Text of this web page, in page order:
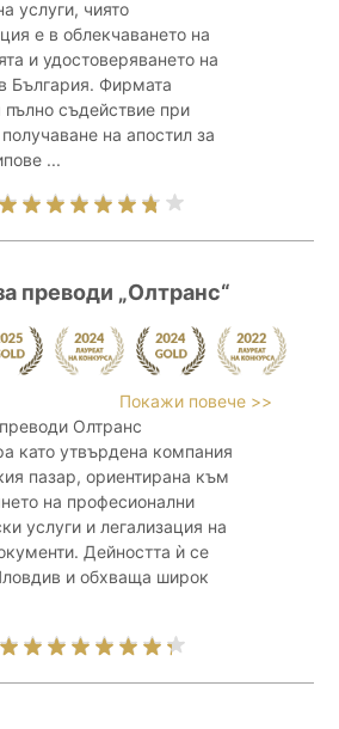
услуги, чиято
е в облекчаването на
и удостоверяването на
България. Фирмата
пълно съдействие при
на апостил за
...
преводи „Олтранс“
Покажи повече >>
Олтранс
като утвърдена компания
пазар, ориентирана към
на професионални
услуги и легализация на
Дейността ѝ се
и обхваща широк